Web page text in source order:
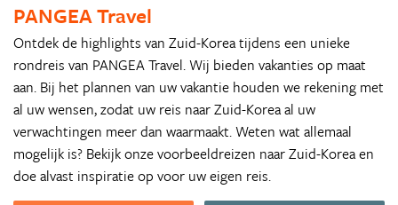
PANGEA Travel
Ontdek de highlights van Zuid-Korea tijdens een unieke
rondreis van PANGEA Travel. Wij bieden vakanties op maat
aan. Bij het plannen van uw vakantie houden we rekening met
al uw wensen, zodat uw reis naar Zuid-Korea al uw
verwachtingen meer dan waarmaakt. Weten wat allemaal
mogelijk is? Bekijk onze voorbeeldreizen naar Zuid-Korea en
doe alvast inspiratie op voor uw eigen reis.